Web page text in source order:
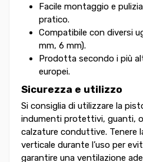
Facile montaggio e
pratico.
Compatibile con diversi
mm, 6 mm).
Prodotta secondo i più
europei.
Sicurezza e utilizzo
Si consiglia di utilizzare la
indumenti protettivi, guanti,
calzature conduttive. Tenere
verticale durante l’uso per
garantire una ventilazione